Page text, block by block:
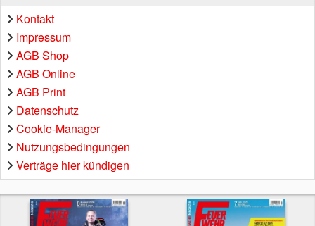
Kontakt
Impressum
AGB Shop
AGB Online
AGB Print
Datenschutz
Cookie-Manager
Nutzungsbedingungen
Verträge hier kündigen